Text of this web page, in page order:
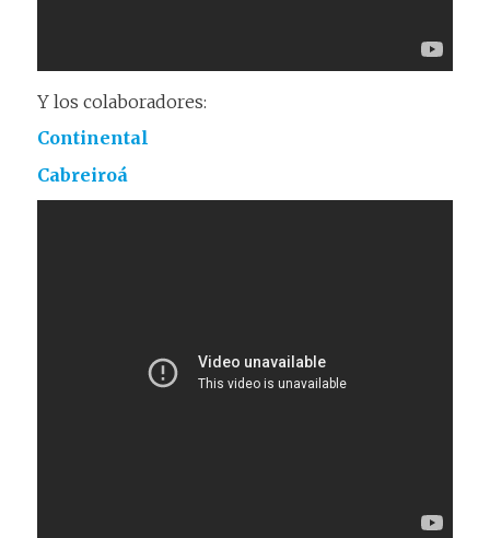
Y los colaboradores:
Continental
Cabreiroá